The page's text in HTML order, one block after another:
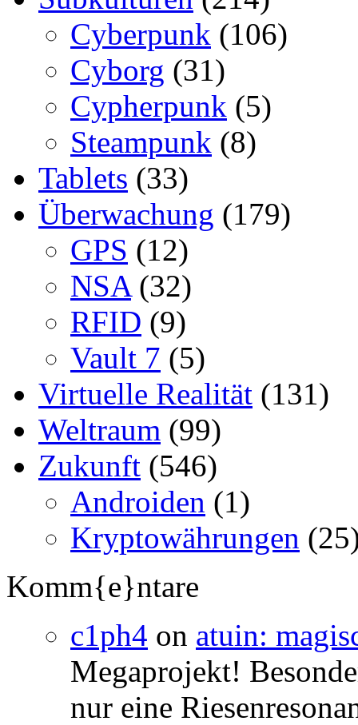
Cyberpunk (106)
Cyborg (31)
Cypherpunk (5)
Steampunk (8)
Tablets (33)
Überwachung (179)
GPS (12)
NSA(32)
RFID (9)
Vault 7 (5)
Virtuelle Realität (131)
Weltraum (99)
Zukunft (546)
Androiden (1)
Kryptowährungen
Komm{e}ntare
c1ph4 on atuin:
Megaprojekt!
nur eine